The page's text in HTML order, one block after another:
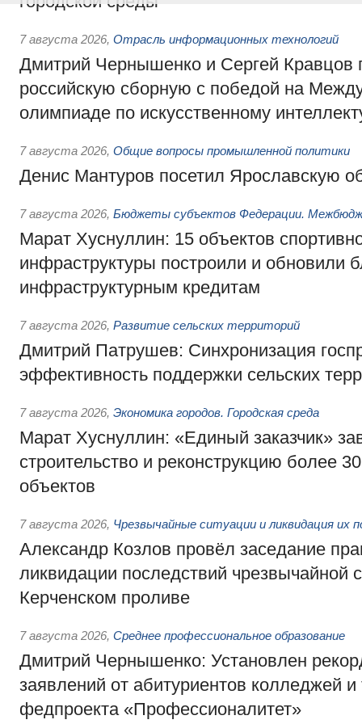
7 августа 2026, Отрасль информационных технологий
Дмитрий Чернышенко и Сергей Кравцов
российскую сборную с победой на
олимпиаде по искусственному
7 августа 2026, Общие вопросы промышленной политики
Денис Мантуров посетил Ярославскую
7 августа 2026, Бюджеты субъектов Федерации.
Марат Хуснуллин: 15 объектов
инфраструктуры построили и обновили
инфраструктурным кредитам
7 августа 2026, Развитие сельских территорий
Дмитрий Патрушев: Синхронизация
эффективность поддержки сельских
7 августа 2026, Экономика городов. Городская среда
Марат Хуснуллин: «Единый заказчик»
строительство и реконструкцию более
объектов
7 августа 2026, Чрезвычайные ситуации и ликвидация их
Александр Козлов провёл заседание
ликвидации последствий чрезвычайной
Керченском проливе
7 августа 2026, Среднее профессиональное образование
Дмитрий Чернышенко: Установлен
заявлений от абитуриентов колледжей и
федпроекта «Профессионалитет»